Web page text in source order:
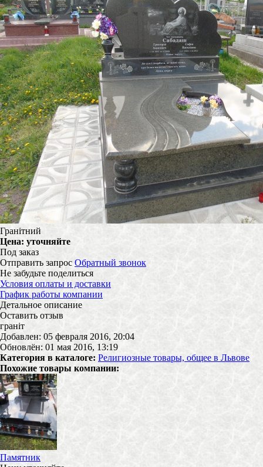
Гранітний
Цена: уточняйте
Под заказ
Отправить запрос Обратный звонок
Не забудьте поделиться
Условия оплаты и доставки
График работы компании
Детальное описание
Оставить отзыв
граніт
Добавлен: 05 февраля 2016, 20:04
Обновлён: 01 мая 2016, 13:19
Категория в каталоге: Религиозные товары, общее в Львове
Похожие товары компании:
Памятник